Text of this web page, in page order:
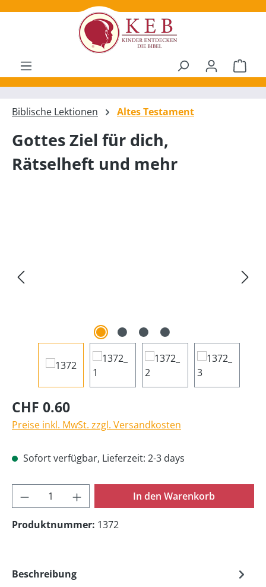
springen
Biblische Lektionen Altes Testament
Gottes Ziel für dich,
Rätselheft und mehr
CHF 0.60
Preise inkl. MwSt. zzgl. Versandkosten
Sofort verfügbar, Lieferzeit: 2-3 days
Produkt Anzahl: Gib den gewünschten
In den Warenkorb
Produktnummer: 1372
Beschreibung